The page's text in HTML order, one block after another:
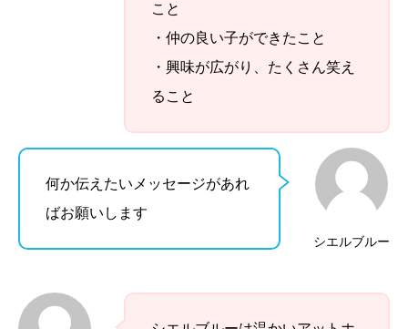
こと
・仲の良い子ができたこと
・興味が広がり、たくさん笑え
ること
シエルブルー
何か伝えたいメッセージがあれ
ばお願いします